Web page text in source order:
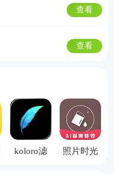
查看
查看
koloro滤
照片时光